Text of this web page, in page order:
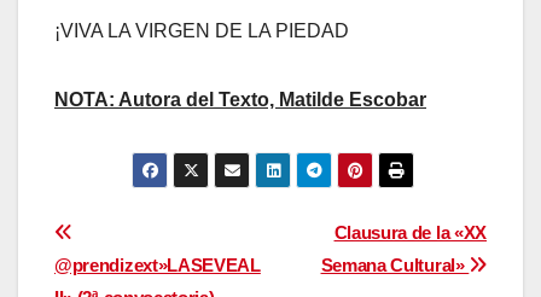
¡VIVA LA VIRGEN DE LA PIEDAD
NOTA: Autora del Texto, Matilde Escobar
Navegación
Clausura de la «XX
Semana Cultural»
@prendizext»LASEVEAL